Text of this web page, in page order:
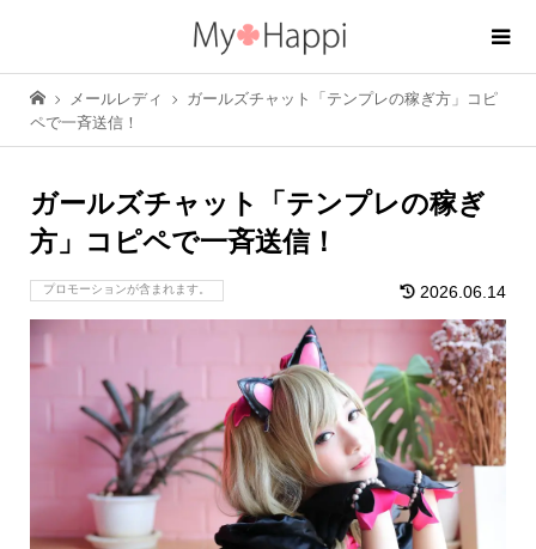
メールレディ
ガールズチャット「テンプレの稼ぎ方」コピ
ペで一斉送信！
ガールズチャット「テンプレの稼ぎ
方」コピペで一斉送信！
2026.06.14
プロモーションが含まれます。